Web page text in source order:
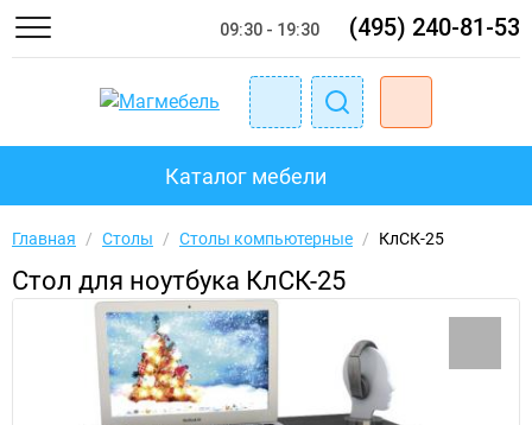
09:30 - 19:30 (495) 240-81-53
Каталог мебели
Главная / Столы / Столы компьютерные / КлСК-25
Стол для ноутбука КлСК-25